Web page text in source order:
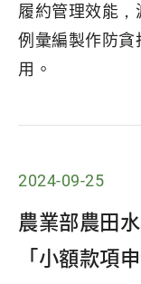
履約管理效能
例彙編製作防貪
用。
2024-09-25
農業部農田
「小額款項